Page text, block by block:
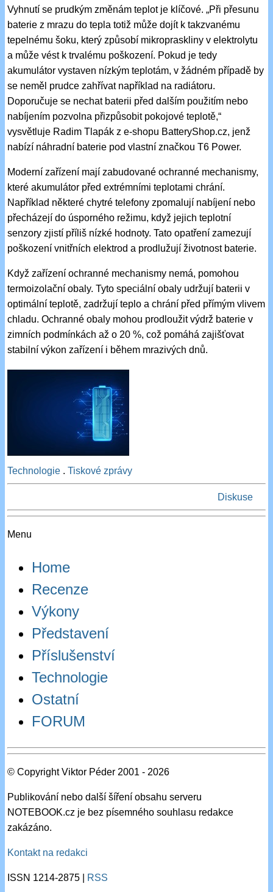
Vyhnutí se prudkým změnám teplot je klíčové. „Při přesunu
baterie z mrazu do tepla totiž může dojít k takzvanému
tepelnému šoku, který způsobí mikropraskliny v elektrolytu
a může vést k trvalému poškození. Pokud je tedy
akumulátor vystaven nízkým teplotám, v žádném případě by
se neměl prudce zahřívat například na radiátoru.
Doporučuje se nechat baterii před dalším použitím nebo
nabíjením pozvolna přizpůsobit pokojové teplotě,“
vysvětluje Radim Tlapák z e-shopu BatteryShop.cz, jenž
nabízí náhradní baterie pod vlastní značkou T6 Power.
Moderní zařízení mají zabudované ochranné mechanismy,
které akumulátor před extrémními teplotami chrání.
Například některé chytré telefony zpomalují nabíjení nebo
přecházejí do úsporného režimu, když jejich teplotní
senzory zjistí příliš nízké hodnoty. Tato opatření zamezují
poškození vnitřních elektrod a prodlužují životnost baterie.
Když zařízení ochranné mechanismy nemá, pomohou
termoizolační obaly. Tyto speciální obaly udržují baterii v
optimální teplotě, zadržují teplo a chrání před přímým vlivem
chladu. Ochranné obaly mohou prodloužit výdrž baterie v
zimních podmínkách až o 20 %, což pomáhá zajišťovat
stabilní výkon zařízení i během mrazivých dnů.
Technologie .Tiskové zprávy
Diskuse
Menu
Home
Recenze
Výkony
Představení
Příslušenství
Technologie
Ostatní
FORUM
© Copyright Viktor Péder 2001 - 2026
Publikování nebo další šíření obsahu serveru
NOTEBOOK.cz je bez písemného souhlasu redakce
zakázáno.
Kontakt na redakci
ISSN 1214-2875 | RSS